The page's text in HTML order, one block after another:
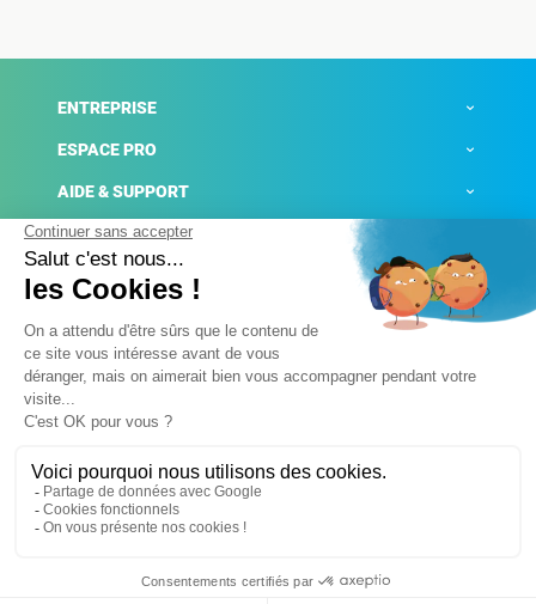
ENTREPRISE
ESPACE PRO
AIDE & SUPPORT
ACTUALITÉS
Mentions légales
Conditions générales de ventes
Plateforme de signalement